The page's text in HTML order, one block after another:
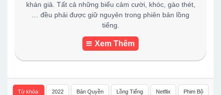
khán giả. Tất cả những biểu cảm cười, khóc, gào thét,
… đều phải được giữ nguyên trong phiên bản lồng
tiếng.
Xem Thêm
Từ khóa: 2022 Bản Quyền Lồng Tiếng Netflix Phim Bộ